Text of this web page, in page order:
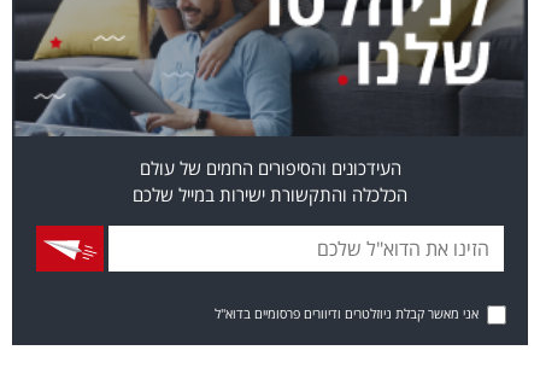
העידכונים והסיפורים החמים של עולם
הכלכלה והתקשורת ישירות במייל שלכם
אני מאשר קבלת ניוזלטרים ודיוורים פרסומיים בדוא"ל